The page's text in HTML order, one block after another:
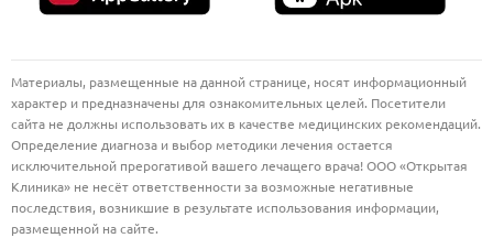
Материалы, размещенные на данной странице, носят информационный
характер и предназначены для ознакомительных целей. Посетители
сайта не должны использовать их в качестве медицинских рекомендаций.
Определение диагноза и выбор методики лечения остается
исключительной прерогативой вашего лечащего врача! ООО «Открытая
Клиника» не несёт ответственности за возможные негативные
последствия, возникшие в результате использования информации,
размещенной на сайте.